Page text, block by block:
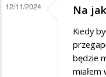
12/11/2024 Na
Kiedy
będzie
miałem